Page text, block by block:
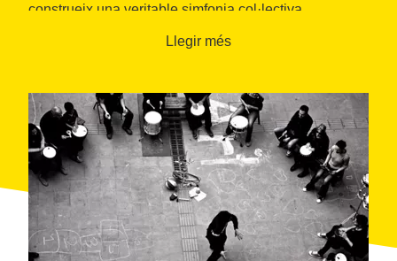
construeix una veritable simfonia col·lectiva.
Llegir més